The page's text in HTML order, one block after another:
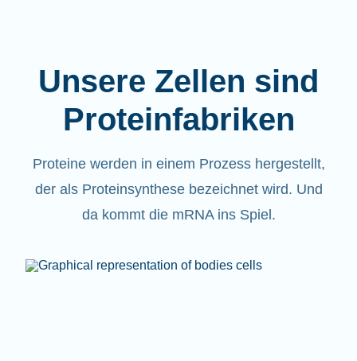
Unsere Zellen sind
Proteinfabriken
Proteine werden in einem Prozess hergestellt,
der als Proteinsynthese bezeichnet wird. Und
da kommt die mRNA ins Spiel.